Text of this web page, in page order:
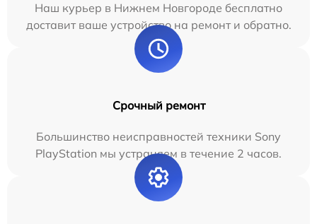
Наш курьер в Нижнем Новгороде бесплатно
доставит ваше устройство на ремонт и обратно.
Срочный ремонт
Большинство неисправностей техники Sony
PlayStation мы устраняем в течение 2 часов.